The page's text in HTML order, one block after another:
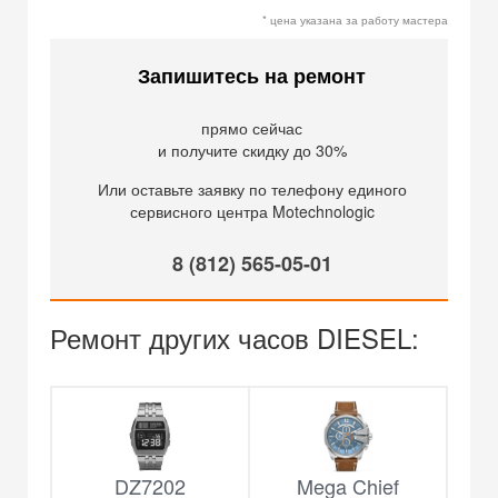
* цена указана за работу мастера
Запишитесь на ремонт
прямо сейчас
и получите скидку до 30%
Или оставьте заявку по телефону единого
сервисного центра Motechnologic
8 (812) 565-05-01
Ремонт других часов DIESEL:
DZ7202 Mega Chief